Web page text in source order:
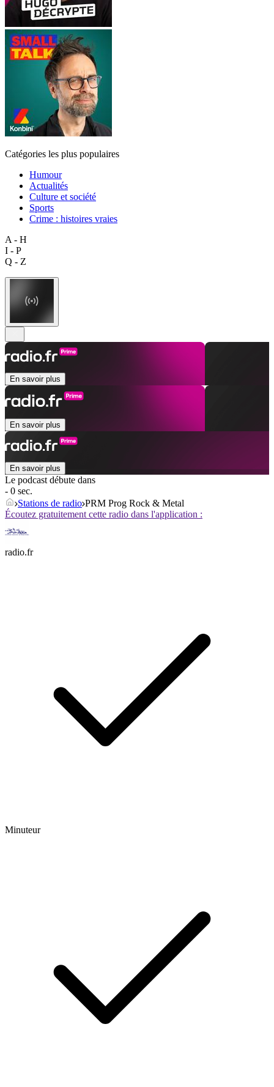
Catégories les plus populaires
Humour
Actualités
Culture et société
Sports
Crime : histoires vraies
A - H
I - P
Q - Z
En savoir plus
En savoir plus
En savoir plus
Le podcast débute dans
- 0 sec.
Stations de radio PRM Prog Rock & Metal
Écoutez gratuitement cette radio dans l'application :
radio.fr
Minuteur